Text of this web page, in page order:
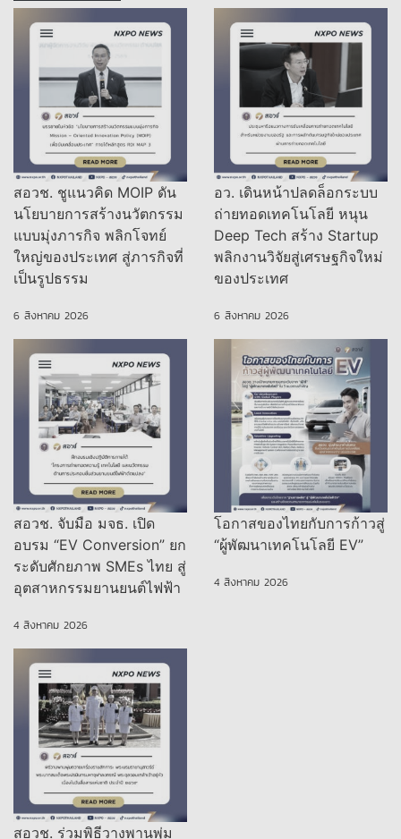
สอวช. ชูแนวคิด MOIP ดัน
นโยบายการสร้างนวัตกรรม
แบบมุ่งภารกิจ พลิกโจทย์
ใหญ่ของประเทศ สู่ภารกิจที่
เป็นรูปธรรม
6 สิงหาคม 2026
อว. เดินหน้าปลดล็อกระบบ
ถ่ายทอดเทคโนโลยี หนุน
Deep Tech สร้าง Startup
พลิกงานวิจัยสู่เศรษฐกิจใหม่
ของประเทศ
6 สิงหาคม 2026
สอวช. จับมือ มจธ. เปิด
อบรม “EV Conversion” ยก
ระดับศักยภาพ SMEs ไทย สู่
อุตสาหกรรมยานยนต์ไฟฟ้า
4 สิงหาคม 2026
โอกาสของไทยกับการก้าวสู่
“ผู้พัฒนาเทคโนโลยี EV”
4 สิงหาคม 2026
สอวช. ร่วมพิธีวางพานพุ่ม